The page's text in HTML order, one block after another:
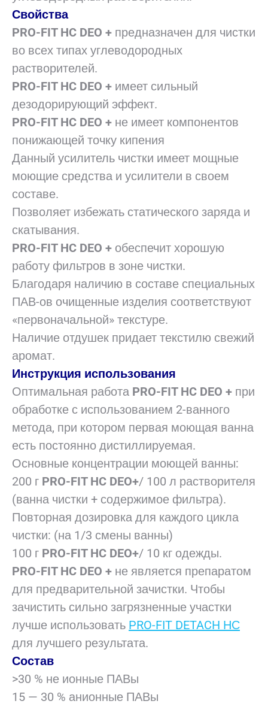
Свойства
PRO-FIT HC DEO + предназначен для чистки
во всех типах углеводородных
растворителей.
PRO-FIT HC DEO + имеет сильный
дезодорирующий эффект.
PRO-FIT HC DEO + не имеет компонентов
понижающей точку кипения
Данный усилитель чистки имеет мощные
моющие средства и усилители в своем
составе.
Позволяет избежать статического заряда и
скатывания.
PRO-FIT HC DEO + обеспечит хорошую
работу фильтров в зоне чистки.
Благодаря наличию в составе специальных
ПАВ-ов очищенные изделия соответствуют
«первоначальной» текстуре.
Наличие отдушек придает текстилю свежий
аромат.
Инструкция использования
Оптимальная работа PRO-FIT HC DEO + при
обработке с использованием 2-ванного
метода, при котором первая моющая ванна
есть постоянно дистиллируемая.
Основные концентрации моющей ванны:
200 г PRO-FIT HC DEO+/ 100 л растворителя
(ванна чистки + содержимое фильтра).
Повторная дозировка для каждого цикла
чистки: (на 1/3 смены ванны)
100 г PRO-FIT HC DEO+/ 10 кг одежды.
PRO-FIT HC DEO + не является препаратом
для предварительной зачистки. Чтобы
зачистить сильно загрязненные участки
лучше использовать PRO-FIT DETACH НС
для лучшего результата.
Состав
>30 % не ионные ПАВы
15 — 30 % анионные ПАВы